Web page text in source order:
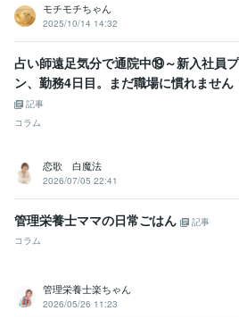
モチモチちゃん
2025/10/14 14:32
占い師遠足気分で通院中⑲～新入社員
ン、勤務4日目。まだ職場に慣れません
記事
コラム
恋歌 白魔法
2026/07/05 22:41
管理栄養士ママの日常ごはん
記事
コラム
管理栄養士楽ちゃん
2026/05/26 11:23